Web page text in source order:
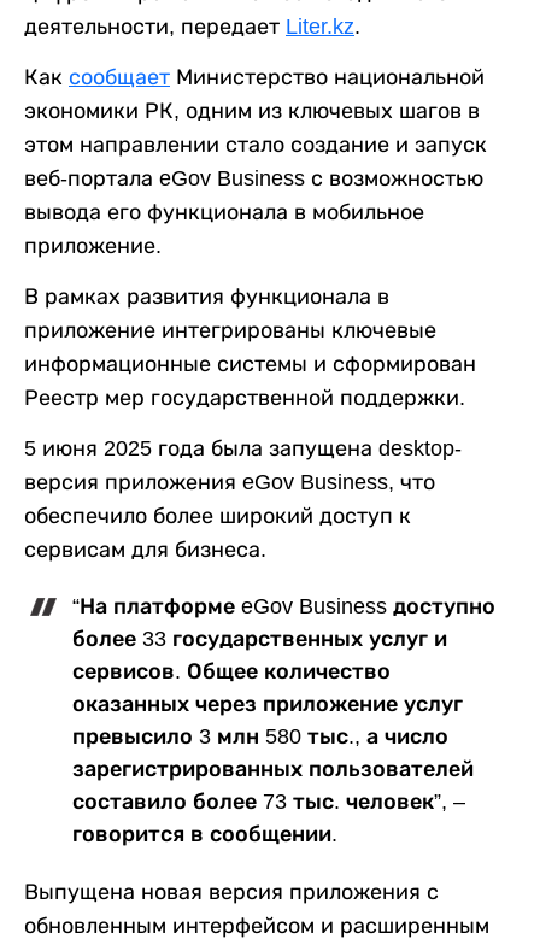
деятельности, передает Liter.kz.
Как сообщает Министерство национальной
экономики РК, одним из ключевых шагов в
этом направлении стало создание и запуск
веб-портала eGov Business с возможностью
вывода его функционала в мобильное
приложение.
В рамках развития функционала в
приложение интегрированы ключевые
информационные системы и сформирован
Реестр мер государственной поддержки.
5 июня 2025 года была запущена desktop-
версия приложения eGov Business, что
обеспечило более широкий доступ к
сервисам для бизнеса.
“На платформе eGov Business доступно
более 33 государственных услуг и
сервисов. Общее количество
оказанных через приложение услуг
превысило 3 млн 580 тыс., а число
зарегистрированных пользователей
составило более 73 тыс. человек”, –
говорится в сообщении.
Выпущена новая версия приложения с
обновленным интерфейсом и расширенным